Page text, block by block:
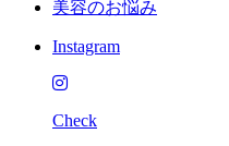
美容のお悩み
Instagram
Check